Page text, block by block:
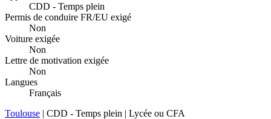
CDD - Temps plein
Permis de conduire FR/EU exigé
Non
Voiture exigée
Non
Lettre de motivation exigée
Non
Langues
Français
Toulouse | CDD - Temps plein | Lycée ou CFA